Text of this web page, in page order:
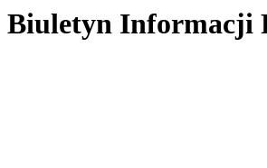
Biuletyn Informacji